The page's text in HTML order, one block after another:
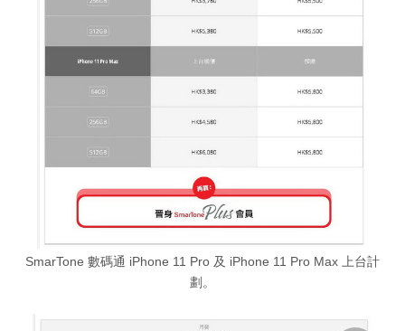
SmarTone 數碼通 iPhone 11 Pro 及 iPhone 11 Pro Max 上台計
劃。